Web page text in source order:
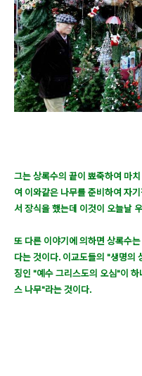
그는 상록수의 끝이 뾰죽하여 마
여 이와같은 나무를 준비하여 자
서 장식을 했는데 이것이 오늘날
또 다른 이야기에 의하면 상록수
다는 것이다. 이교도들의 "생명의
징인 "예수 그리스도의 오심"이
스 나무"라는 것이다.